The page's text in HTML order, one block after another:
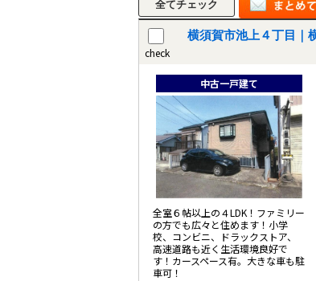
check
横須賀市池上４丁目｜
中古一戸建て
全室６帖以上の４LDK！ファミリー
の方でも広々と住めます！小学
校、コンビニ、ドラックストア、
高速道路も近く生活環境良好で
す！カースペース有。大きな車も駐
車可！